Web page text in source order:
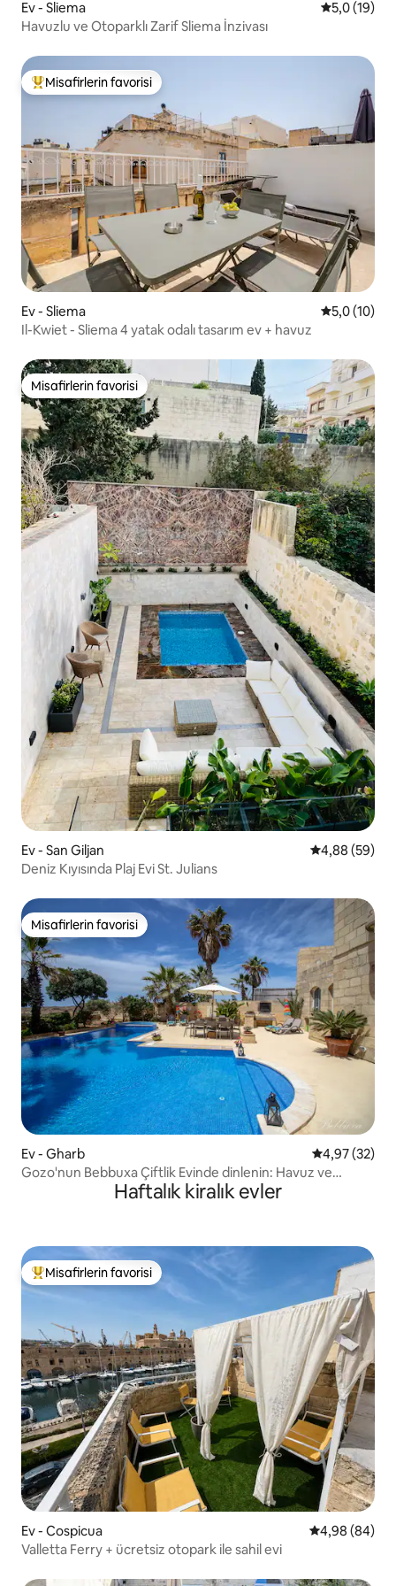
Ev - Sliema 55,0 (19)
Havuzlu ve Otoparklı Zarif Sliema İnzivası
Misafirlerin favorilerinden en beğenilenler arasında
Misafirlerin favorisi
Ev - Sliema 55,0 (10)
Il-Kwiet - Sliema 4 yatak odalı tasarım ev + havuz
Misafirlerin favorisi
Misafirlerin favorisi
Ev - San Giljan 5 üzerinden
4,88 (59)
Deniz Kıyısında Plaj Evi St. Julians
Misafirlerin favorisi
Misafirlerin favorisi
Ev - Gharb 5 üzerinden
4,97 (32)
Gozo'nun Bebbuxa Çiftlik Evinde dinlenin: Havuz ve
Haftalık kiralık evler
Misafirlerin favorilerinden en beğenilenler arasında
Misafirlerin favorisi
Ev - Cospicua 5 üzerinden
4,98 (84)
Valletta Ferry + ücretsiz otopark ile sahil evi